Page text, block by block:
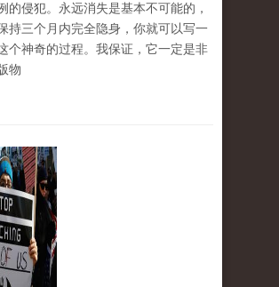
的侵犯。永远消失是基本不可能的，
持三个月内完全隐身，你就可以写一
个神奇的过程。我保证，它一定是非
物